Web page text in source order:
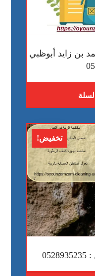
بن زايد أبوظبي
تخفيض!